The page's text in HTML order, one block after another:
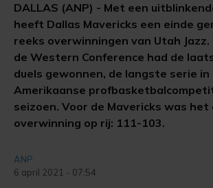
DALLAS (ANP) - Met een
heeft Dallas Mavericks een einde
reeks overwinningen van Utah Jazz.
de Western Conference had de
duels gewonnen, de langste serie in
Amerikaanse
seizoen. Voor de Mavericks was het
overwinning op rij: 111-103.
ANP
6 april 2021 - 07:54